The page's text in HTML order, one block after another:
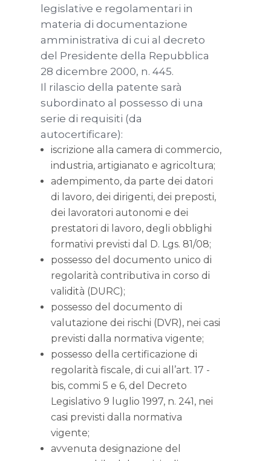
legislative e regolamentari in
materia di documentazione
amministrativa di cui al decreto
del Presidente della Repubblica
28 dicembre 2000, n. 445.
Il rilascio della patente sarà
subordinato al possesso di una
serie di requisiti (da
autocertificare):
iscrizione alla camera di commercio,
industria, artigianato e agricoltura;
adempimento, da parte dei datori
di lavoro, dei dirigenti, dei preposti,
dei lavoratori autonomi e dei
prestatori di lavoro, degli obblighi
formativi previsti dal D. Lgs. 81/08;
possesso del documento unico di
regolarità contributiva in corso di
validità (DURC);
possesso del documento di
valutazione dei rischi (DVR), nei casi
previsti dalla normativa vigente;
possesso della certificazione di
regolarità fiscale, di cui all’art. 17 -
bis, commi 5 e 6, del Decreto
Legislativo 9 luglio 1997, n. 241, nei
casi previsti dalla normativa
vigente;
avvenuta designazione del